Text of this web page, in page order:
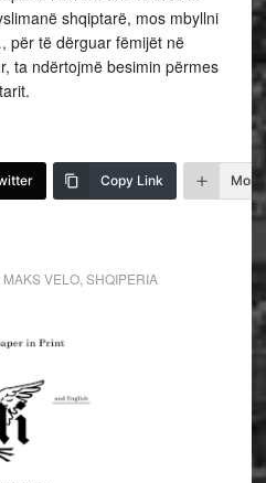
shqiptarë, mos mbyllni
për të dërguar fëmijët në
ta ndërtojmë besimin përmes
Copy Link More
MAKS VELO, SHQIPERIA